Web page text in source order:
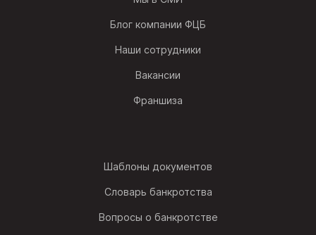
Блог компании ФЦБ
Наши сотрудники
Вакансии
Франшиза
Шаблоны документов
Словарь банкротства
Вопросы о банкротстве